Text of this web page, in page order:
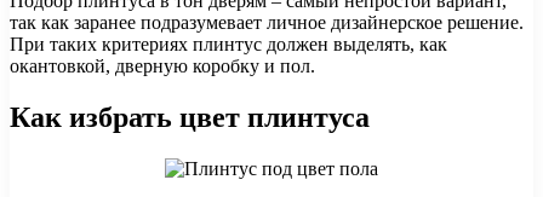
так как заранее подразумевает личное дизайнерское решение.
При таких критериях плинтус должен выделять, как
окантовкой, дверную коробку и пол.
Как избрать цвет плинтуса